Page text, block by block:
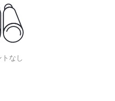
トなし